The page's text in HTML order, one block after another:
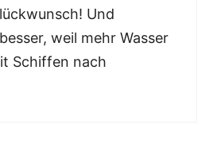
Und
weil mehr Wasser
Schiffen nach